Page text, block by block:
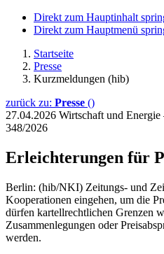
Direkt zum Hauptinhalt
Direkt zum Hauptmenü
Startseite
Presse
Kurzmeldungen (hib)
zurück zu: Presse ()
27.04.2026 Wirtschaft und
348/2026
Erleichterungen für
Berlin: (hib/NKI) Zeitungs- und
Kooperationen eingehen, um die
dürfen kartellrechtlichen Grenzen
Zusammenlegungen oder
werden.